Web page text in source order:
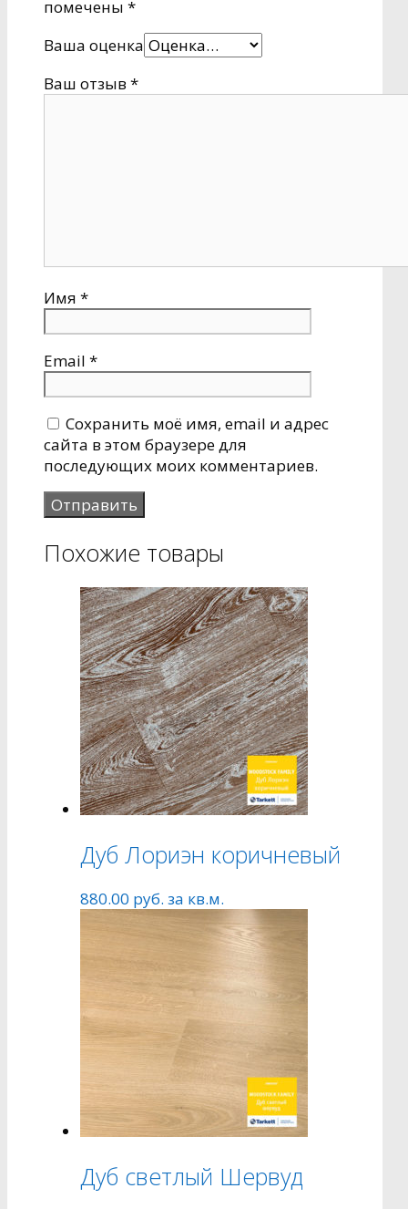
помечены *
Ваша оценка
Ваш отзыв *
Имя *
Email *
Сохранить моё имя, email и адрес
сайта в этом браузере для
последующих моих комментариев.
Похожие товары
Дуб Лориэн коричневый
880.00 руб. за кв.м.
Дуб светлый Шервуд